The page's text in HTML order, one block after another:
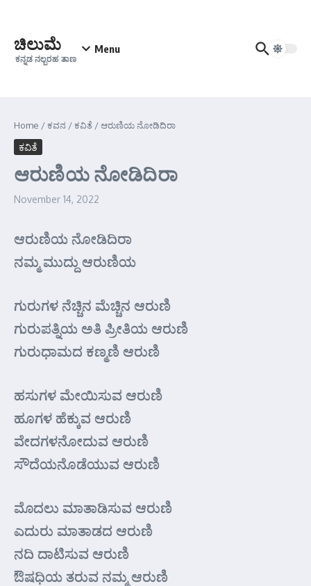
ಚಿಲುಮೆ
ಕನ್ನಡ ನಲ್ಬರಹ ತಾಣ
Menu
Home /ಕವನ /ಕವಿತೆ /ಆರುಣಿಯ ನೋಡಿದಿರಾ
ಕವಿತೆ
ಆರುಣಿಯ ನೋಡಿದಿರಾ
November 14, 2022
ಆರುಣಿಯ ನೋಡಿದಿರಾ
ನಮ್ಮ ಮುದ್ದು ಆರುಣಿಯ
ಗುರುಗಳ ನೆಚ್ಚಿನ ಮೆಚ್ಚಿನ ಆರುಣಿ
ಗುರುಪತ್ನಿಯ ಅತಿ ಪ್ರೀತಿಯ ಆರುಣಿ
ಗುರುಧಾಮದ ಕಣ್ಮಣಿ ಆರುಣಿ
ಹಸುಗಳ ಮೇಯಿಸುವ ಆರುಣಿ
ಹೂಗಳ ಹೆಕ್ಕುವ ಆರುಣಿ
ವೇದಗಳನೋದುವ ಆರುಣಿ
ಸೌದೆಯನೊಡೆಯುವ ಆರುಣಿ
ಮೊದಲು ಮಾತಾಡಿಸುವ ಆರುಣಿ
ಎದುರು ಮಾತಾಡದ ಆರುಣಿ
ನದಿ ದಾಟಿಸುವ ಆರುಣಿ
ಔಷಧಿಯ ತರುವ ನಮ್ಮ ಆರುಣಿ